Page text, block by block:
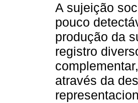
A sujeição
pouco
produção da
registro
através da